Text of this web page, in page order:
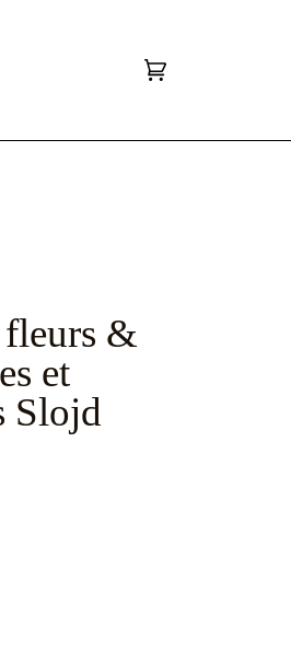
Panier
&
et
Slojd